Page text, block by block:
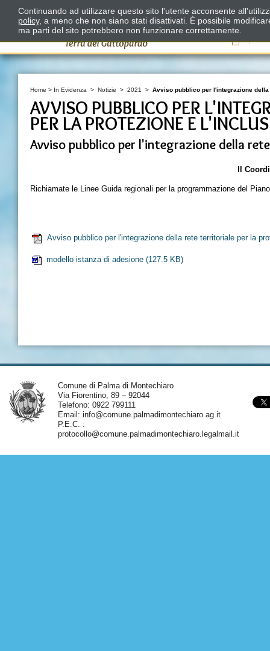
Il
Home > In Evidenza > Notizie > 2021 > Avviso pubblico per l'integrazione
AVVISO PUBBLICO PER
PER LA PROTEZIONE E
Avviso pubblico per l'integrazione della
Il Coordinatore del Distretto
Richiamate le Linee Guida regionali per la programmazione del
Avviso pubblico per l'integrazione della rete territoriale per la
modello istanza di adesione (127.5 KB)
Comune di Palma di Montechiaro
Via Fiorentino, 89 – 92044
Telefono: 0922 799111
Email: info@comune.palmadimontechiaro.ag.it
P.E.C. :
protocollo@comune.palmadimontechiaro.legalmail.it
Continuando ad utilizzare questo sito l'utente acconsente
policy, a meno che non siano stati disattivati. È possibile
ma parti del sito potrebbero non funzionare correttamente.